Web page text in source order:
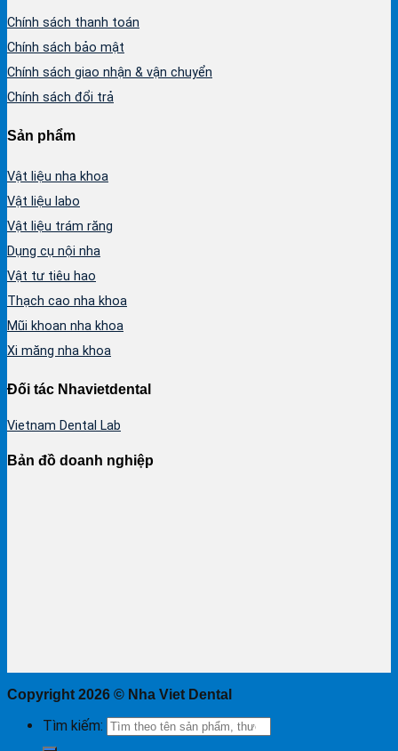
Chính sách thanh toán
Chính sách bảo mật
Chính sách giao nhận & vận chuyển
Chính sách đổi trả
Sản phẩm
Vật liệu nha khoa
Vật liệu labo
Vật liệu trám răng
Dụng cụ nội nha
Vật tư tiêu hao
Thạch cao nha khoa
Mũi khoan nha khoa
Xi măng nha khoa
Đối tác Nhavietdental
Vietnam Dental Lab
Bản đồ doanh nghiệp
Copyright 2026 © Nha Viet Dental
Tìm kiếm: